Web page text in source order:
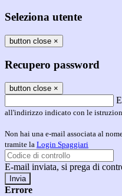
Seleziona utente
button close ×
Recupero password
button close ×
all'indirizzo indicato con le
Non hai una e-mail associata al
tramite la Login Spaggiari
E-mail inviata, si prega di
Errore